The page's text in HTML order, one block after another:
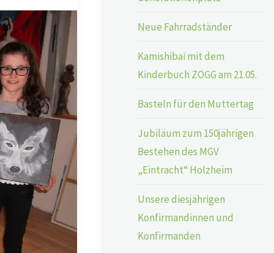
Neue Fahrradständer
Kamishibai mit dem
Kinderbuch ZOGG am 21.05.
Basteln für den Muttertag
Jubiläum zum 150jährigen
Bestehen des MGV
„Eintracht“ Holzheim
Unsere diesjährigen
Konfirmandinnen und
Konfirmanden